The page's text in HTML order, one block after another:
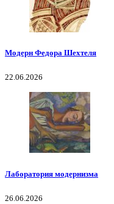
Модерн Федора Шехтеля
22.06.2026
Лаборатория модернизма
26.06.2026